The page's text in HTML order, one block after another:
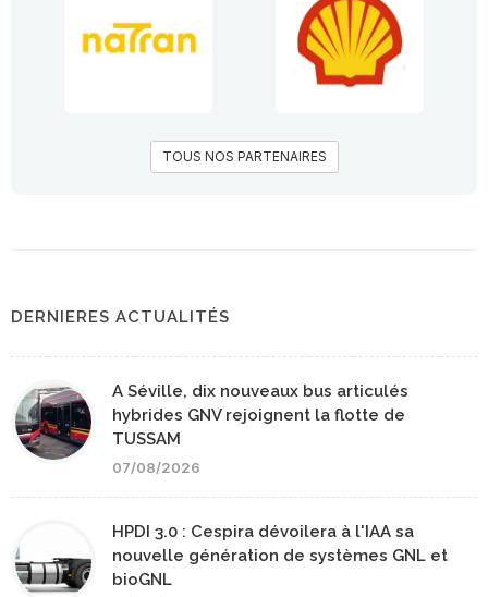
TOUS NOS PARTENAIRES
DERNIERES ACTUALITÉS
A Séville, dix nouveaux bus articulés
hybrides GNV rejoignent la flotte de
TUSSAM
07/08/2026
HPDI 3.0 : Cespira dévoilera à l'IAA sa
nouvelle génération de systèmes GNL et
bioGNL